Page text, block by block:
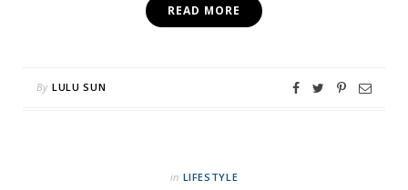
READ MORE
By LULU SUN
in LIFESTYLE